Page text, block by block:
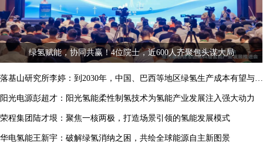
落基山研究所李婷：到2030年，中国、巴西等地区绿氢生产成本有望与灰氢平价
阳光电源彭超才：阳光氢能柔性制氢技术为氢能产业发展注入强大动力
荣程集团陆才垠：聚焦一核两极，打造场景引领的氢能发展模式
华电氢能王新宇：破解绿氢消纳之困，共绘全球能源自主新图景
绿氢赋能，协同共赢！4位院士，近600人齐聚包头谋大局